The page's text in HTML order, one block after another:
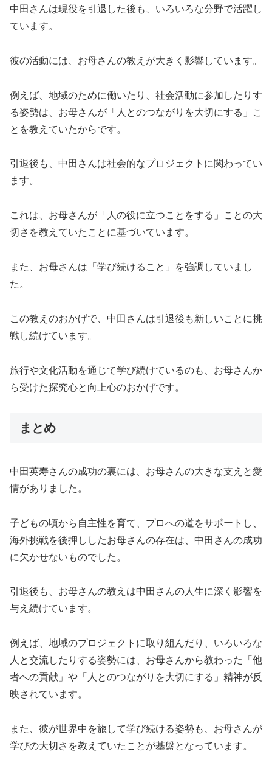
中田さんは現役を引退した後も、いろいろな分野で活躍し
ています。
彼の活動には、お母さんの教えが大きく影響しています。
例えば、地域のために働いたり、社会活動に参加したりす
る姿勢は、お母さんが「人とのつながりを大切にする」こ
とを教えていたからです。
引退後も、中田さんは社会的なプロジェクトに関わってい
ます。
これは、お母さんが「人の役に立つことをする」ことの大
切さを教えていたことに基づいています。
また、お母さんは「学び続けること」を強調していまし
た。
この教えのおかげで、中田さんは引退後も新しいことに挑
戦し続けています。
旅行や文化活動を通じて学び続けているのも、お母さんか
ら受けた探究心と向上心のおかげです。
まとめ
中田英寿さんの成功の裏には、お母さんの大きな支えと愛
情がありました。
子どもの頃から自主性を育て、プロへの道をサポートし、
海外挑戦を後押ししたお母さんの存在は、中田さんの成功
に欠かせないものでした。
引退後も、お母さんの教えは中田さんの人生に深く影響を
与え続けています。
例えば、地域のプロジェクトに取り組んだり、いろいろな
人と交流したりする姿勢には、お母さんから教わった「他
者への貢献」や「人とのつながりを大切にする」精神が反
映されています。
また、彼が世界中を旅して学び続ける姿勢も、お母さんが
学びの大切さを教えていたことが基盤となっています。